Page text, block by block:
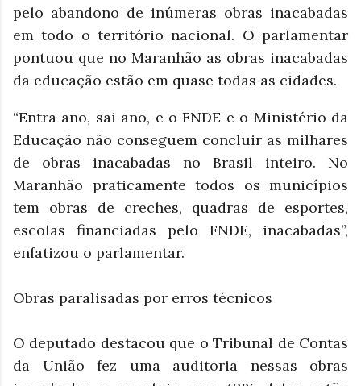
pelo abandono de inúmeras obras inacabadas
em todo o território nacional. O parlamentar
pontuou que no Maranhão as obras inacabadas
da educação estão em quase todas as cidades.
“Entra ano, sai ano, e o FNDE e o Ministério da
Educação não conseguem concluir as milhares
de obras inacabadas no Brasil inteiro. No
Maranhão praticamente todos os municípios
tem obras de creches, quadras de esportes,
escolas financiadas pelo FNDE, inacabadas”,
enfatizou o parlamentar.
Obras paralisadas por erros técnicos
O deputado destacou que o Tribunal de Contas
da União fez uma auditoria nessas obras